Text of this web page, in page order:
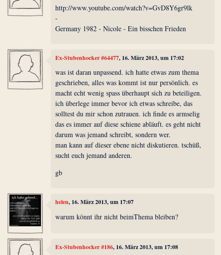
http://www.youtube.com/watch?v=GvD8Y6gr9lk
-
Germany 1982 - Nicole - Ein bisschen Frieden
Ex-Stubenhocker #64477, 16. März 2013, um 17:02
was ist daran unpassend. ich hatte etwas zum thema
geschrieben, alles was kommt ist nur persönlich. es
macht echt wenig spass überhaupt sich zu beteiligen.
ich überlege immer bevor ich etwas schreibe, das
solltest du mir schon zutrauen. ich finde es armselig
das es immer auf diese schiene abläuft. es geht nicht
darum was jemand schreibt, sondern wer.
man kann auf dieser ebene nicht diskutieren. tschüß,
sucht euch jemand anderen.
gb
helen, 16. März 2013, um 17:07
warum könnt ihr nicht beimThema bleiben?
Ex-Stubenhocker #186, 16. März 2013, um 17:08